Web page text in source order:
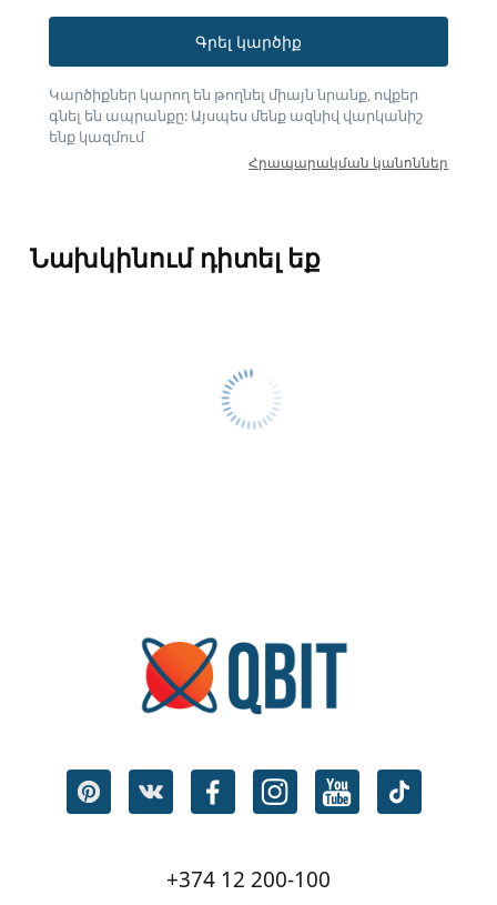
Գրել կարծիք
Կարծիքներ կարող են թողնել միայն նրանք, ովքեր
գնել են ապրանքը: Այսպես մենք ազնիվ վարկանիշ
ենք կազմում
Հրապարակման կանոններ
Նախկինում դիտել եք
+374 12 200-100